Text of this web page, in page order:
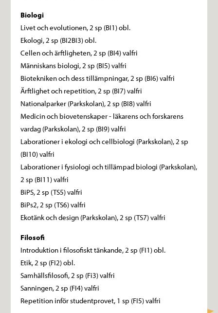
Biologi
Livet och evolutionen, 2 sp (BI1) obl.
Ekologi, 2 sp (BI2BI3) obl.
Cellen och ärftligheten, 2 sp (BI4) valfri
Människans biologi, 2 sp (BI5) valfri
Biotekniken och dess tillämpningar, 2 sp (BI6) valfri
Ärftlighet och repetition, 2 sp (BI7) valfri
Nationalparker (Parkskolan), 2 sp (BI8) valfri
Medicin och biovetenskaper - läkarens och forskarens
vardag (Parkskolan), 2 sp (BI9) valfri
Laborationer i ekologi och cellbiologi (Parkskolan), 2 sp
(BI10) valfri
Laborationer i fysiologi och tillämpad biologi (Parkskolan),
2 sp (BI11) valfri
BiPS, 2 sp (TS5) valfri
BiPs2, 2 sp (TS6) valfri
Ekotänk och design (Parkskolan), 2 sp (TS7) valfri
Filosofi
Introduktion i filosofiskt tänkande, 2 sp (FI1) obl.
Etik, 2 sp (FI2) obl.
Samhällsfilosofi, 2 sp (Fi3) valfri
Sanningen, 2 sp (FI4) valfri
Repetition inför studentprovet, 1 sp (FI5) valfri